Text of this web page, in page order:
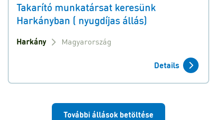
Takarító munkatársat keresünk
Harkányban ( nyugdíjas állás)
Harkány Magyarország
Details
További állások betöltése